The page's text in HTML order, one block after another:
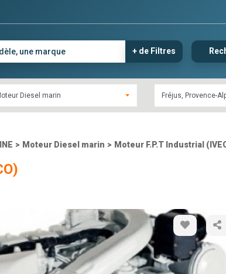
+ de Filtres
Diesel marin
> Moteur Diesel marin > Moteur F.P.T Industrial